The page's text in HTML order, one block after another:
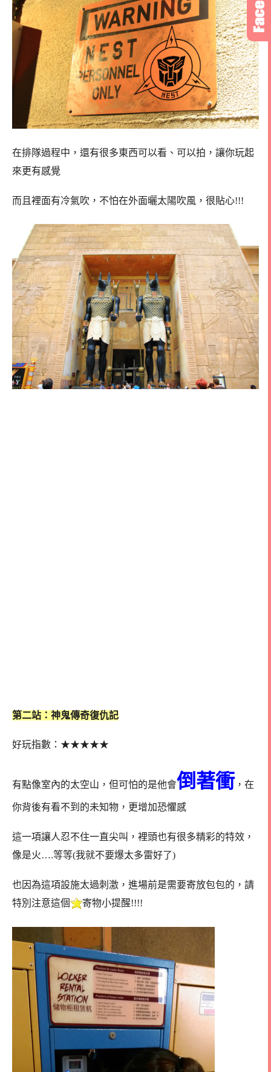
在排隊過程中，還有很多東西可以看、可以拍，讓你玩起
來更有感覺
而且裡面有冷氣吹，不怕在外面曬太陽吹風，很貼心!!!
第二站：神鬼傳奇復仇記
好玩指數： ★★★★★
有點像室內的太空山，但可怕的是他會倒著衝 ，在
你背後有看不到的未知物，更增加恐懼感
這一項讓人忍不住一直尖叫，裡頭也有很多精彩的特效，
像是火….等等(我就不要爆太多雷好了)
也因為這項設施太過刺激，進場前是需要寄放包包的，請
特別注意這個
寄物小提醒!!!!